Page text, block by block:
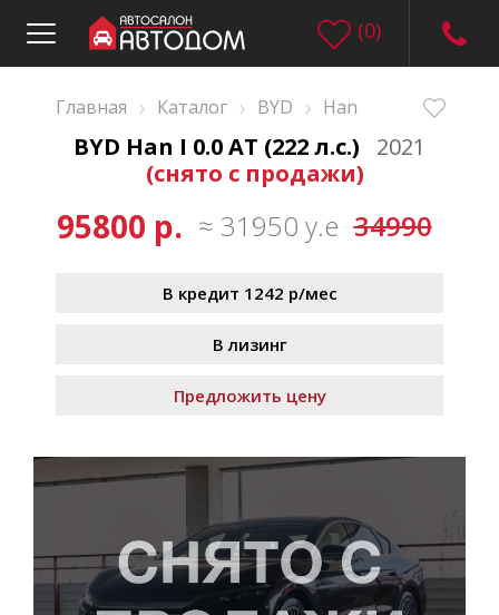
(0)
Главная › Каталог › BYD › Han
BYD Han I 0.0 AT (222 л.с.)
2021
(снято с продажи)
95800 р. ≈ 31950 у.е 34990
В кредит 1242 р/мес
В лизинг
Предложить цену